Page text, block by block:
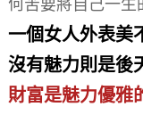
何苦要將自己一生
一個女人外表美
沒有魅力則是後
財富是魅力優雅